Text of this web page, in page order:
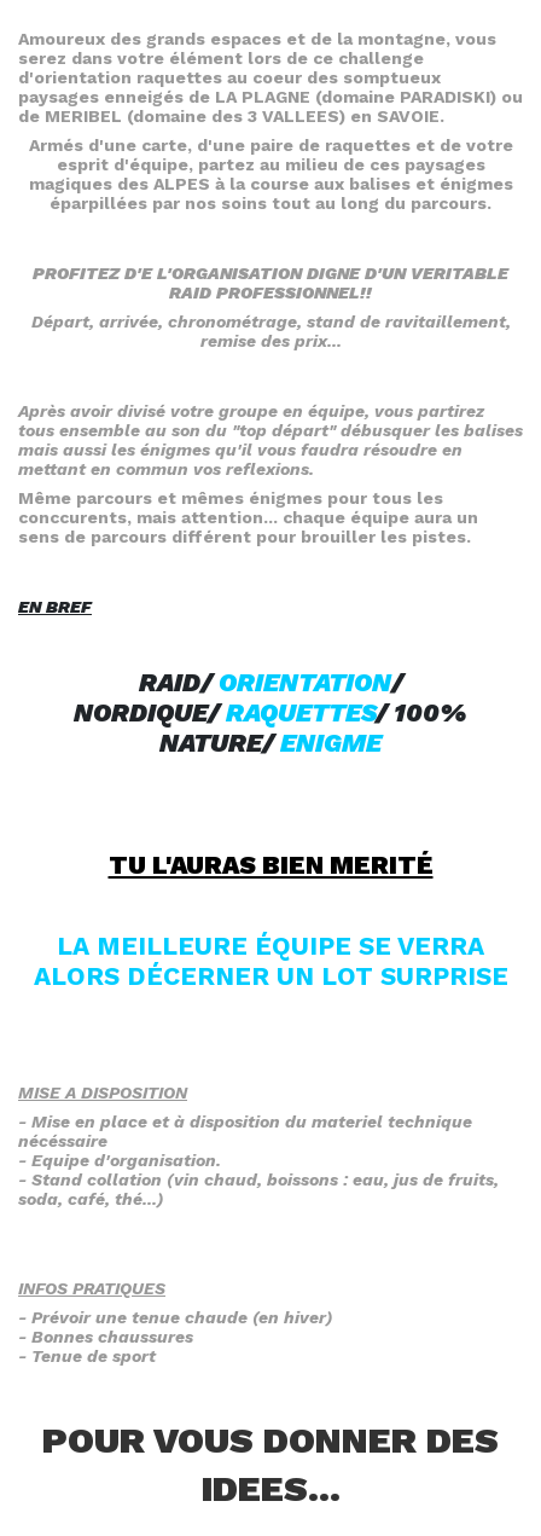
Amoureux des grands espaces et de la montagne, vous
serez dans votre élément lors de ce challenge
d'orientation raquettes au coeur des somptueux
paysages enneigés de LA PLAGNE (domaine PARADISKI) ou
de MERIBEL (domaine des 3 VALLEES) en SAVOIE.
Armés d'une carte, d'une paire de raquettes et de votre
esprit d'équipe, partez au milieu de ces paysages
magiques des ALPES à la course aux balises et énigmes
éparpillées par nos soins tout au long du parcours.
PROFITEZ D'E L'ORGANISATION DIGNE D'UN VERITABLE
RAID PROFESSIONNEL!!
Départ, arrivée, chronométrage, stand de ravitaillement,
remise des prix...
Après avoir divisé votre groupe en équipe, vous partirez
tous ensemble au son du "top départ" débusquer les balises
mais aussi les énigmes qu'il vous faudra résoudre en
mettant en commun vos reflexions.
Même parcours et mêmes énigmes pour tous les
conccurents, mais attention... chaque équipe aura un
sens de parcours différent pour brouiller les pistes.
EN BREF
RAID/ORIENTATION/
NORDIQUE/RAQUETTES/ 100%
NATURE/ENIGME
TU L'AURAS BIEN MERITÉ
LA MEILLEURE ÉQUIPE SE VERRA
ALORS DÉCERNER UN LOT SURPRISE
MISE A DISPOSITION
- Mise en place et à disposition du materiel technique
nécéssaire
- Equipe d'organisation.
- Stand collation (vin chaud, boissons : eau, jus de fruits,
soda, café, thé...)
INFOS PRATIQUES
- Prévoir une tenue chaude (en hiver)
- Bonnes chaussures
- Tenue de sport
POUR VOUS DONNER DES
IDEES...